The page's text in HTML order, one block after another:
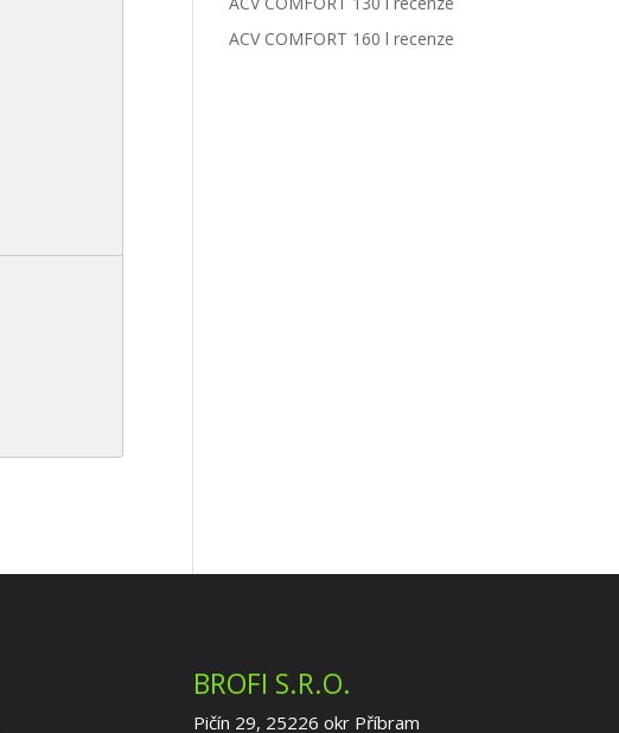
ACV COMFORT 160 l recenze
BROFI S.R.O.
Pičín 29, 25226 okr Příbram